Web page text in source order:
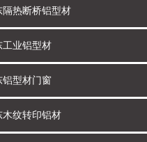
隔热断桥铝型材
工业铝型材
铝型材门窗
木纹转印铝材